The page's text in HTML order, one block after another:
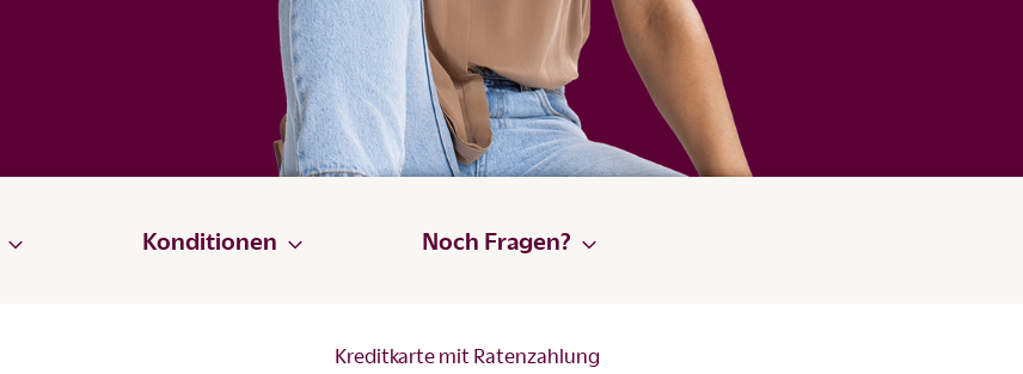
Konditionen Noch Fragen?
Kreditkarte mit Ratenzahlung